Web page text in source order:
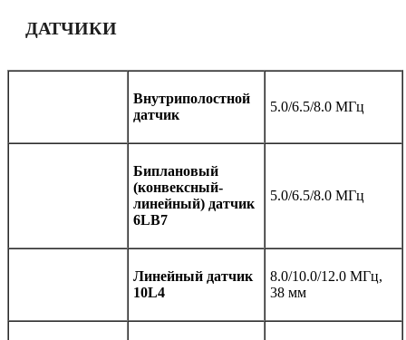
ДАТЧИКИ
Внутриполостной
датчик
5.0/6.5/8.0 МГц
Биплановый
(конвексный-
линейный) датчик
6LB7
5.0/6.5/8.0 МГц
Линейный датчик
10L4
8.0/10.0/12.0 МГц,
38 мм